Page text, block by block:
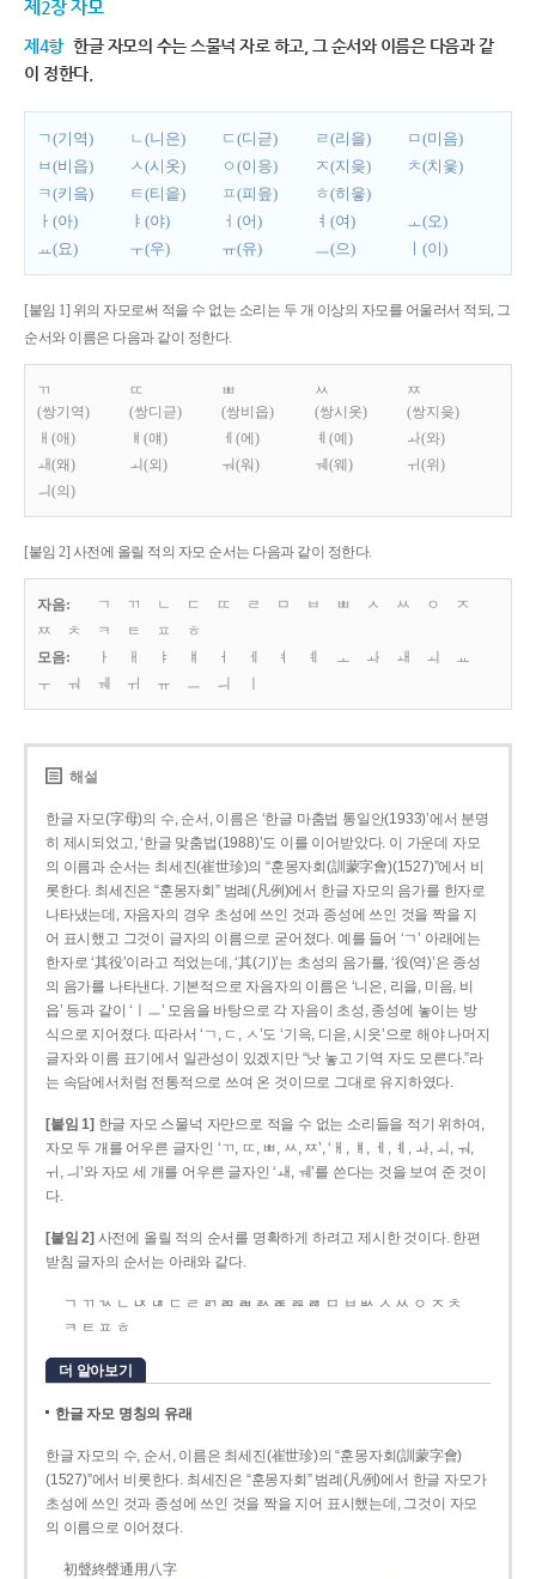
제2장 자모
제4항 한글 자모의 수는 스물넉 자로 하고, 그 순서와 이름은 다음과 같
이 정한다.
ㄱ(기역) ㄴ(니은) ㄷ(디귿) ㄹ(리을)
ㅁ(미음)
ㅂ(비읍)
ㅅ(시옷) ㅇ(이응) ㅈ(지읒)
ㅊ(치읓)
ㅋ(키읔)
ㅌ(티읕) ㅍ(피읖)
ㅎ(히읗)
ㅏ(아)
ㅑ(야) ㅓ(어) ㅕ(여)
ㅗ(오)
ㅛ(요)
ㅜ(우) ㅠ(유) ㅡ(으) ㅣ(이)
[붙임 1] 위의 자모로써 적을 수 없는 소리는 두 개 이상의 자모를 어울러서 적되, 그
순서와 이름은 다음과 같이 정한다.
ㄲ
(쌍기역)
ㄸ
(쌍디귿)
ㅃ
(쌍비읍)
ㅆ
(쌍시옷)
ㅉ
(쌍지읒)
ㅐ(애)
ㅒ(얘) ㅔ(에) ㅖ(예)
ㅘ(와)
ㅙ(왜)
ㅚ(외) ㅝ(워) ㅞ(웨)
ㅟ(위)
ㅢ(의)
[붙임 2] 사전에 올릴 적의 자모 순서는 다음과 같이 정한다.
자음: ㄱ ㄲ ㄴ ㄷ ㄸ ㄹ ㅁ ㅂ ㅃ ㅅ ㅆ ㅇ
ㅈ
ㅉ
ㅊ ㅋ ㅌ ㅍ
ㅎ
모음:
ㅏ ㅐ ㅑ ㅒ ㅓ ㅔ ㅕ ㅖ ㅗ ㅘ ㅙ ㅚ
ㅛ
ㅜ
ㅝ ㅞ ㅟ ㅠ ㅡ ㅢ
해설
한글 자모(字母)의 수, 순서, 이름은 ‘한글 마춤법 통일안(1933)’에서 분명
히 제시되었고, ‘한글 맞춤법(1988)’도 이를 이어받았다. 이 가운데 자모
의 이름과 순서는 최세진(崔世珍)의 “훈몽자회(訓蒙字會)(1527)”에서 비
롯한다. 최세진은 “훈몽자회” 범례(凡例)에서 한글 자모의 음가를 한자로
나타냈는데, 자음자의 경우 초성에 쓰인 것과 종성에 쓰인 것을 짝을 지
어 표시했고 그것이 글자의 이름으로 굳어졌다. 예를 들어 ‘ㄱ’ 아래에는
한자로 ‘其役’이라고 적었는데, ‘其(기)’는 초성의 음가를, ‘役(역)’은 종성
의 음가를 나타낸다. 기본적으로 자음자의 이름은 ‘니은, 리을, 미음, 비
읍’ 등과 같이 ‘ㅣㅡ’ 모음을 바탕으로 각 자음이 초성, 종성에 놓이는 방
식으로 지어졌다. 따라서 ‘ㄱ, ㄷ, ㅅ’도 ‘기윽, 디읃, 시읏’으로 해야 나머지
글자와 이름 표기에서 일관성이 있겠지만 “낫 놓고 기역 자도 모른다.”라
는 속담에서처럼 전통적으로 쓰여 온 것이므로 그대로 유지하였다.
[붙임 1] 한글 자모 스물넉 자만으로 적을 수 없는 소리들을 적기 위하여,
자모 두 개를 어우른 글자인 ‘ㄲ, ㄸ, ㅃ, ㅆ, ㅉ’, ‘ㅐ, ㅒ, ㅔ, ㅖ, ㅘ, ㅚ, ㅝ,
ㅟ, ㅢ’와 자모 세 개를 어우른 글자인 ‘ㅙ, ㅞ’를 쓴다는 것을 보여 준 것이
다.
[붙임 2] 사전에 올릴 적의 순서를 명확하게 하려고 제시한 것이다. 한편
받침 글자의 순서는 아래와 같다.
ㄱ ㄲ ㄳ ㄴ ㄵ ㄶ ㄷ ㄹ ㄺ ㄻ ㄼ ㄽ ㄾ ㄿ ㅀ ㅁ ㅂ ㅄ ㅅ ㅆ ㅇ ㅈ ㅊ
ㅋ ㅌ ㅍ ㅎ
더 알아보기
한글 자모 명칭의 유래
한글 자모의 수, 순서, 이름은 최세진(崔世珍)의 “훈몽자회(訓蒙字會)
(1527)”에서 비롯한다. 최세진은 “훈몽자회” 범례(凡例)에서 한글 자모가
초성에 쓰인 것과 종성에 쓰인 것을 짝을 지어 표시했는데, 그것이 자모
의 이름으로 이어졌다.
初聲終聲通用八字